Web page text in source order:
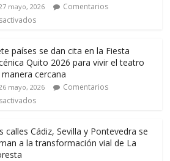
mayo, 2026
Comentarios
países se dan cita en la Fiesta
Quito 2026 para vivir el teatro
manera cercana
mayo, 2026
Comentarios
calles Cádiz, Sevilla y Pontevedra se
a la transformación vial de La